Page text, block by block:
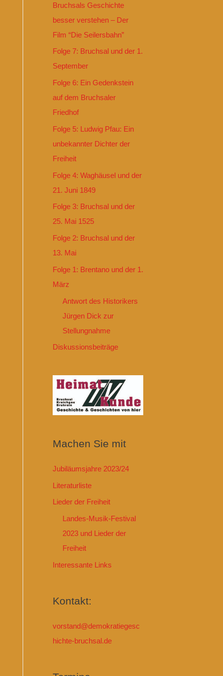
Bruchsals Geschichte
besser verstehen – Der
Film “Die Seilersbahn”
Folge 7: Bruchsal und der 1.
September
Folge 6: Ein Gedenkstein
auf dem Bruchsaler
Friedhof
Folge 5: Ludwig Pfau: Ein
unbekannter Dichter der
Freiheit
Folge 4: Waghäusel und der
21. Juni 1849
Folge 3: Bruchsal und der
25. Mai 1525
Folge 2: Bruchsal und der
13. Mai
Folge 1: Brentano und der 1.
März
Antwort des Historikers
Jürgen Dick zur
Stellungnahme
Diskussionsbeiträge
Machen Sie mit
Jubiläumsjahre 2023/24
Literaturliste
Lieder der Freiheit
Landes-Musik-Festival
2023 und Lieder der
Freiheit
Interessante Links
Kontakt:
vorstand@demokratiegesc
hichte-bruchsal.de